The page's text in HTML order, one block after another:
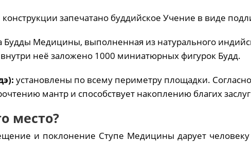
конструкции запечатано буддийское Учение в виде
Будды Медицины, выполненная из натурального
внутри неё заложено 1000 миниатюрных фигурок Будд.
установлены по всему периметру площадки.
мантр и способствует накоплению благих
место?
и поклонение Ступе Медицины дарует человеку